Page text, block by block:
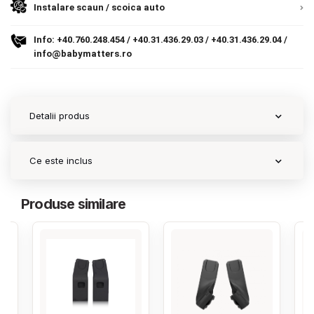
Instalare scaun / scoica auto
Info: +40.760.248.454 / +40.31.436.29.03 / +40.31.436.29.04 /
info@babymatters.ro
Detalii produs
Ce este inclus
Produse similare